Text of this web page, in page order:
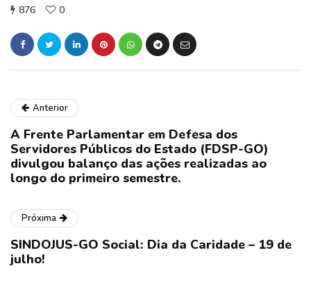
876 0
Anterior
A Frente Parlamentar em Defesa dos
Servidores Públicos do Estado (FDSP-GO)
divulgou balanço das ações realizadas ao
longo do primeiro semestre.
Próxima
SINDOJUS-GO Social: Dia da Caridade – 19 de
julho!